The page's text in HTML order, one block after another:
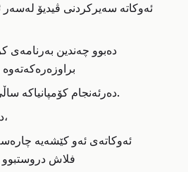
ئەوکاتە سەیرکردنی ڤیدیۆ لەسەر
دەبوو چەندین بەرنامەی
دەرئەنجام کۆمپانیاکە ساڵی ٢٠٠٣ داخرا.
دوو ساڵ دواتر،
ئەوکاتەی ئەو کێشەیە
فلاش دروستبوو